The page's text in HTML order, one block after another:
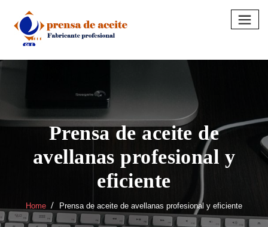
content
Prensa de aceite de
avellanas profesional y
eficiente
Home Prensa de aceite de avellanas profesional y eficiente